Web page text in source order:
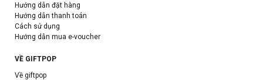
Hướng dẫn đặt hàng
Hướng dẫn thanh toán
Cách sử dụng
Hướng dẫn mua e-voucher
VỀ GIFTPOP
Về giftpop